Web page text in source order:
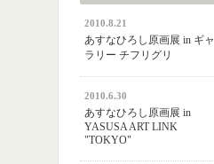
2010.8.21
あすなひろし原画展 in ギャ
ラリー チフリグリ
2010.6.30
あすなひろし原画展 in
YASUSA ART LINK
"TOKYO"